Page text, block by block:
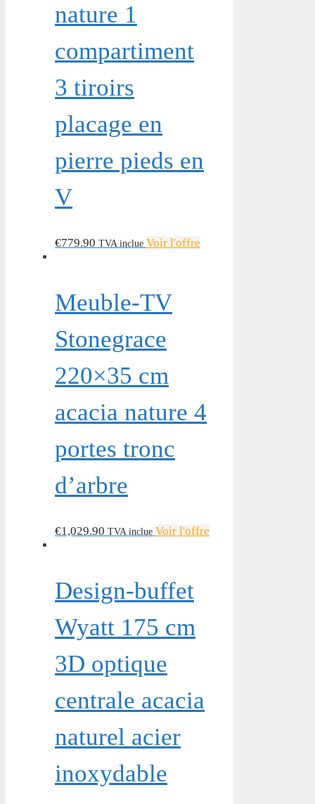
nature 1
compartiment
3 tiroirs
placage en
pierre pieds en
V
€779.90 TVA inclue Voir l'offre
Meuble-TV
Stonegrace
220×35 cm
acacia nature 4
portes tronc
d’arbre
€1,029.90 TVA inclue Voir l'offre
Design-buffet
Wyatt 175 cm
3D optique
centrale acacia
naturel acier
inoxydable